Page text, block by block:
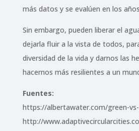
más datos y se evalúen en los
Sin embargo, pueden liberar el
dejarla fluir a la vista de todos,
diversidad de la vida y darnos las
hacernos más resilientes a un
Fuentes:
https://albertawater.com/green-
http://